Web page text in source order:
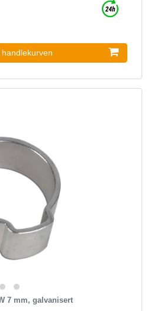
7 mm, galvanisert